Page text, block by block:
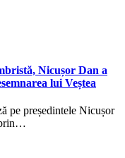
Nicușor Dan a
lui Veștea
pe președintele Nicușor
prin…